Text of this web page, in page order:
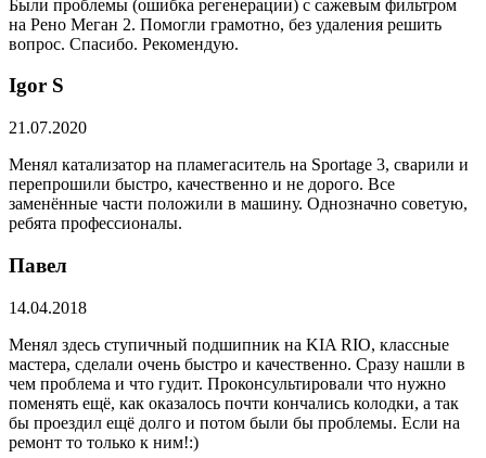
Были проблемы (ошибка регенерации) с сажевым фильтром
на Рено Меган 2. Помогли грамотно, без удаления решить
вопрос. Спасибо. Рекомендую.
​Igor S
21.07.2020
Менял катализатор на пламегаситель на Sportage 3, сварили и
перепрошили быстро, качественно и не дорого. Все
заменённые части положили в машину. Однозначно советую,
ребята профессионалы.
Павел
14.04.2018
Менял здесь ступичный подшипник на KIA RIO, классные
мастера, сделали очень быстро и качественно. Сразу нашли в
чем проблема и что гудит. Проконсультировали что нужно
поменять ещё, как оказалось почти кончались колодки, а так
бы проездил ещё долго и потом были бы проблемы. Если на
ремонт то только к ним!:)